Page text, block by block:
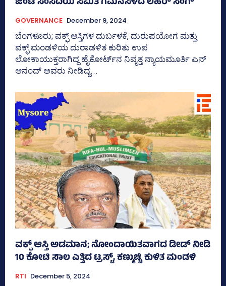
GOVERNANCE December 9, 2024
ಬೆಂಗಳೂರು; ವಕ್ಫ್‌ ಆಸ್ತಿಗಳ ದುರ್ಬಳಕೆ, ದುರುಪಯೋಗ ಮತ್ತು
ವಕ್ಫ್‌ ಮಂಡಳಿಯ ದುರಾಡಳಿತ ಕುರಿತು ಉಪ
ಲೋಕಾಯುಕ್ತರಾಗಿದ್ದ ಹೈಕೋರ್ಟ್‌ನ ನಿವೃತ್ತ ನ್ಯಾಯಮೂರ್ತಿ ಎನ್‌
ಆನಂದ್‌ ಅವರು ನೀಡಿದ್ದ...
ವಕ್ಫ್‌ ಆಸ್ತಿ ಅಡಮಾನ; ನೋಂದಾಯಿತವಾಗದ ಡೀಡ್ ನೀಡಿ
10 ಕೋಟಿ ಸಾಲ ಎತ್ತಿದ ಟ್ರಸ್ಟ್, ಕಣ್ಮುಚ್ಚಿ ಕುಳಿತ ಮಂಡಳಿ
RTI December 5, 2024